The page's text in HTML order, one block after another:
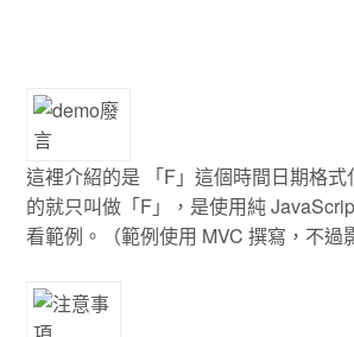
這裡介紹的是 「F」這個時間日期格
的就只叫做「F」，是使用純
看範例。（範例使用 MVC 撰寫，不過